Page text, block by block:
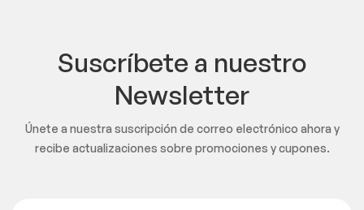
Suscríbete a nuestro
Newsletter
Únete a nuestra suscripción de correo electrónico ahora y
recibe actualizaciones sobre promociones y cupones.